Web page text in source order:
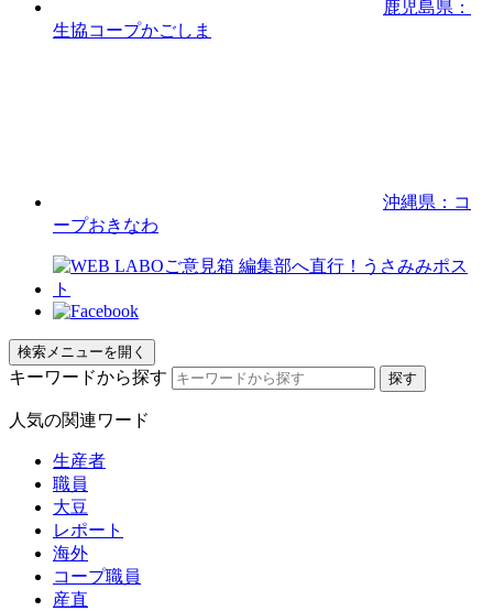
鹿児島県：
生協コープかごしま
沖縄県：コ
ープおきなわ
検索メニューを開く
キーワードから探す
人気の関連ワード
生産者
職員
大豆
レポート
海外
コープ職員
産直